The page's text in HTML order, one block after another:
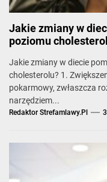
Jakie zmiany w
poziomu
Jakie zmiany w diecie
cholesterolu? 1.
pokarmowy, zwłaszcza
narzędziem...
Redaktor Strefamlawy.pl